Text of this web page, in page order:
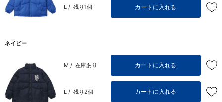
L / 残り1個 カートに入れる
ネイビー
M / 在庫あり カートに入れる
L / 残り2個 カートに入れる